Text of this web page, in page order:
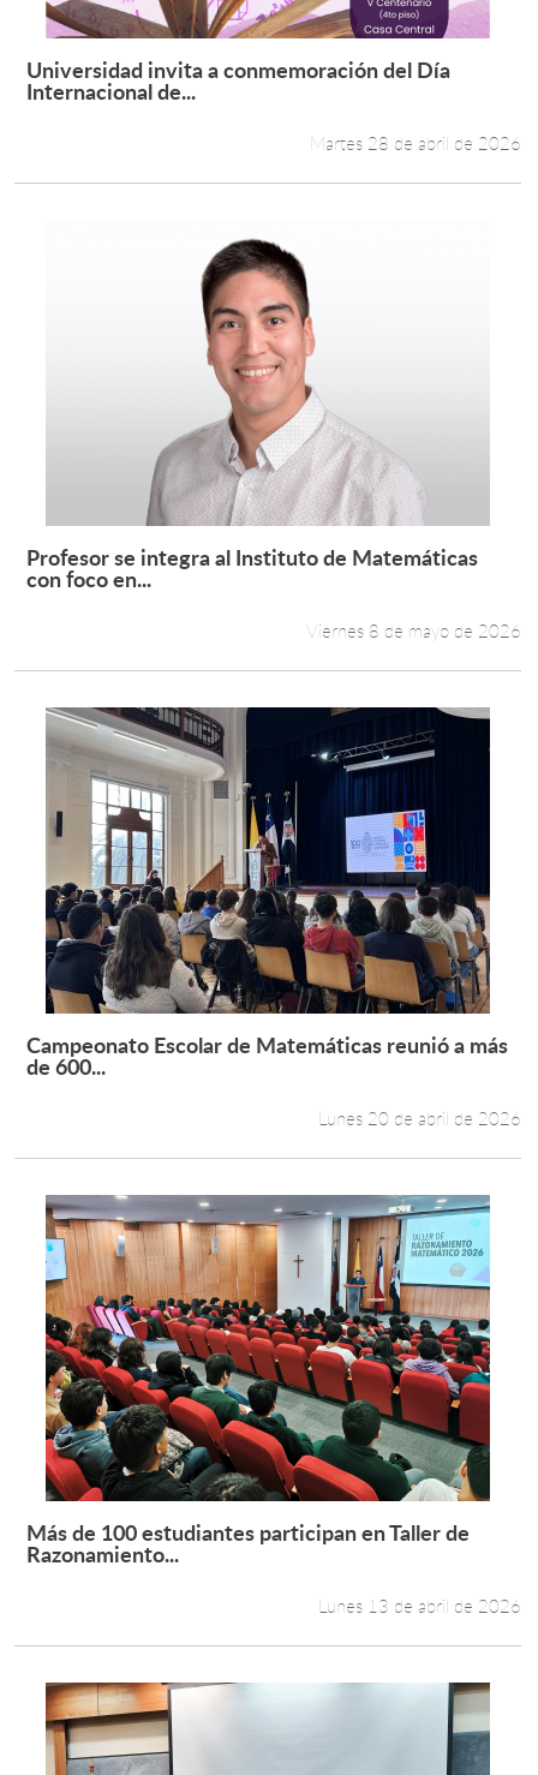
Leer más +
Universidad invita a conmemoración del Día
Internacional de...
Martes 28 de abril de 2026
Leer más +
Profesor se integra al Instituto de Matemáticas
con foco en...
Viernes 8 de mayo de 2026
Leer más +
Campeonato Escolar de Matemáticas reunió a más
de 600...
Lunes 20 de abril de 2026
Leer más +
Más de 100 estudiantes participan en Taller de
Razonamiento...
Lunes 13 de abril de 2026